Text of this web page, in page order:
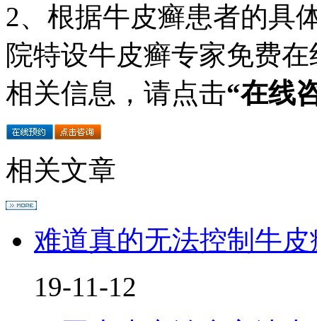
2、根据牛皮癣患者的具
院特设牛皮癣专家免费
相关信息，请点击“在线
相关文章
难道真的无法控制牛
19-11-12